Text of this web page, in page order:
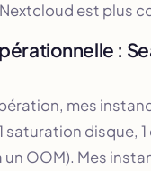
est plus
:
mes
saturation disque, 1
un OOM). Mes